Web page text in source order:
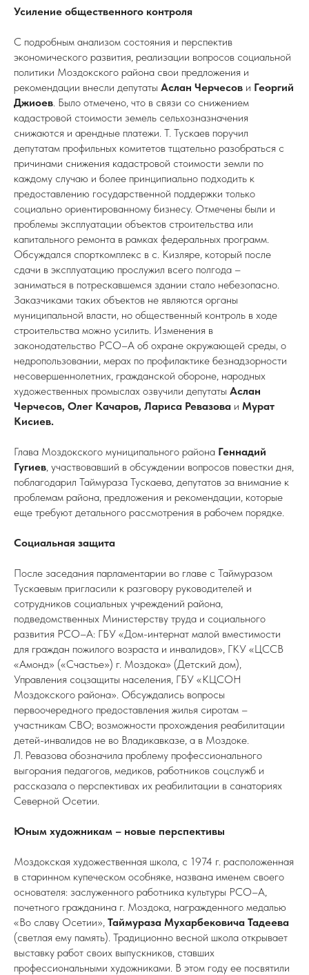
Усиление общественного контроля
С подробным анализом состояния и перспектив
экономического развития, реализации вопросов социальной
политики Моздокского района свои предложения и
рекомендации внесли депутаты Аслан Черчесов и Георгий
Джиоев. Было отмечено, что в связи со снижением
кадастровой стоимости земель сельхозназначения
снижаются и арендные платежи. Т. Тускаев поручил
депутатам профильных комитетов тщательно разобраться с
причинами снижения кадастровой стоимости земли по
каждому случаю и более принципиально подходить к
предоставлению государственной поддержки только
социально ориентированному бизнесу. Отмечены были и
проблемы эксплуатации объектов строительства или
капитального ремонта в рамках федеральных программ.
Обсуждался спорткомплекс в с. Кизляре, который после
сдачи в эксплуатацию прослужил всего полгода –
заниматься в потрескавшемся здании стало небезопасно.
Заказчиками таких объектов не являются органы
муниципальной власти, но общественный контроль в ходе
строительства можно усилить. Изменения в
законодательство РСО–А об охране окружающей среды, о
недропользовании, мерах по профилактике безнадзорности
несовершеннолетних, гражданской обороне, народных
художественных промыслах озвучили депутаты Аслан
Черчесов, Олег Качаров, Лариса Ревазова и Мурат
Кисиев.
Глава Моздокского муниципального района Геннадий
Гугиев, участвовавший в обсуждении вопросов повестки дня,
поблагодарил Таймураза Тускаева, депутатов за внимание к
проблемам района, предложения и рекомендации, которые
еще требуют детального рассмотрения в рабочем порядке.
Социальная защита
После заседания парламентарии во главе с Таймуразом
Тускаевым пригласили к разговору руководителей и
сотрудников социальных учреждений района,
подведомственных Министерству труда и социального
развития РСО–А: ГБУ «Дом-интернат малой вместимости
для граждан пожилого возраста и инвалидов», ГКУ «ЦССВ
«Амонд» («Счастье») г. Моздока» (Детский дом),
Управления соцзащиты населения, ГБУ «КЦСОН
Моздокского района». Обсуждались вопросы
первоочередного предоставления жилья сиротам –
участникам СВО; возможности прохождения реабилитации
детей-инвалидов не во Владикавказе, а в Моздоке.
Л. Ревазова обозначила проблему профессионального
выгорания педагогов, медиков, работников соцслужб и
рассказала о перспективах их реабилитации в санаториях
Северной Осетии.
Юным художникам – новые перспективы
Моздокская художественная школа, с 1974 г. расположенная
в старинном купеческом особняке, названа именем своего
основателя: заслуженного работника культуры РСО–А,
почетного гражданина г. Моздока, награжденного медалью
«Во славу Осетии», Таймураза Мухарбековича Тадеева
(светлая ему память). Традиционно весной школа открывает
выставку работ своих выпускников, ставших
профессиональными художниками. В этом году ее посвятили